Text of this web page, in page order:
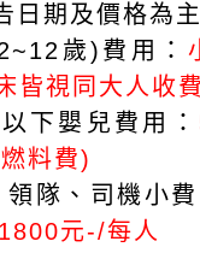
日期及價格為
歲)費用：
皆視同大人收費
下嬰兒費用：
料費)
隊、司機小費
元-/每人